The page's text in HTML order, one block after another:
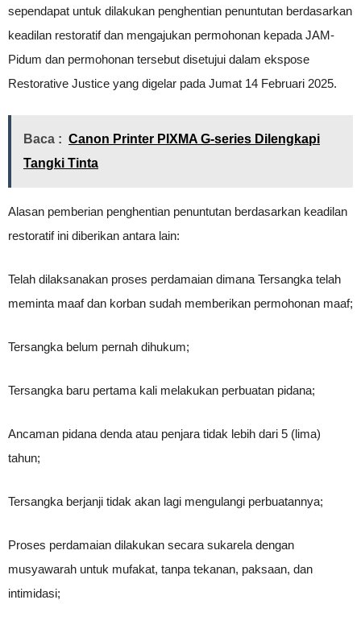
sependapat untuk dilakukan penghentian penuntutan berdasarkan
keadilan restoratif dan mengajukan permohonan kepada JAM-
Pidum dan permohonan tersebut disetujui dalam ekspose
Restorative Justice yang digelar pada Jumat 14 Februari 2025.
Baca : Canon Printer PIXMA G-series Dilengkapi
Tangki Tinta
Alasan pemberian penghentian penuntutan berdasarkan keadilan
restoratif ini diberikan antara lain:
Telah dilaksanakan proses perdamaian dimana Tersangka telah
meminta maaf dan korban sudah memberikan permohonan maaf;
Tersangka belum pernah dihukum;
Tersangka baru pertama kali melakukan perbuatan pidana;
Ancaman pidana denda atau penjara tidak lebih dari 5 (lima)
tahun;
Tersangka berjanji tidak akan lagi mengulangi perbuatannya;
Proses perdamaian dilakukan secara sukarela dengan
musyawarah untuk mufakat, tanpa tekanan, paksaan, dan
intimidasi;